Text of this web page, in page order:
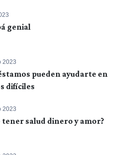
genial
2023
pueden ayudarte en
difíciles
2023
tener salud dinero y amor?